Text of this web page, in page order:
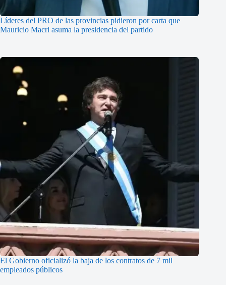
Líderes del PRO de las provincias pidieron por carta que
Mauricio Macri asuma la presidencia del partido
El Gobierno oficializó la baja de los contratos de 7 mil
empleados públicos